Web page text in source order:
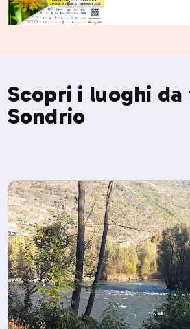
Scopri i luoghi da
Sondrio